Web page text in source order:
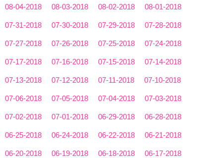
08-04-2018 08-03-2018 08-02-2018 08-01-2018
07-31-2018 07-30-2018 07-29-2018 07-28-2018
07-27-2018 07-26-2018 07-25-2018 07-24-2018
07-17-2018 07-16-2018 07-15-2018 07-14-2018
07-13-2018 07-12-2018 07-11-2018 07-10-2018
07-06-2018 07-05-2018 07-04-2018 07-03-2018
07-02-2018 07-01-2018 06-29-2018 06-28-2018
06-25-2018 06-24-2018 06-22-2018 06-21-2018
06-20-2018 06-19-2018 06-18-2018 06-17-2018